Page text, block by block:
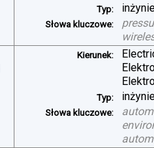
Typ:
Słowa kluczowe:
Kierunek:
Typ:
Słowa kluczowe: